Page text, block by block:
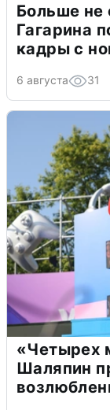
Больше не
Гагарина
кадры с
6 августа 31
«Четырех
Шаляпин